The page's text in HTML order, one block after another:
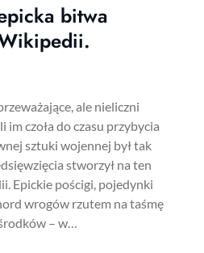
bitwa
ale nieliczni
czoła do czasu przybycia
sztuki wojennej był tak
stworzył na ten
Epickie pościgi, pojedynki
wrogów rzutem na taśmę
– w…